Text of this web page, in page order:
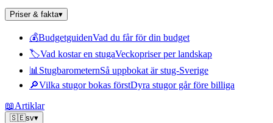
Priser & fakta▾
💰BudgetguidenVad du får för din budget
🏷Vad kostar en stugaVeckopriser per landskap
📊 StugbarometernSå uppbokat är stug-Sverige
🔎Vilka stugor bokas förstDyra stugor går före billiga
📖Artiklar
🇸🇪sv▾